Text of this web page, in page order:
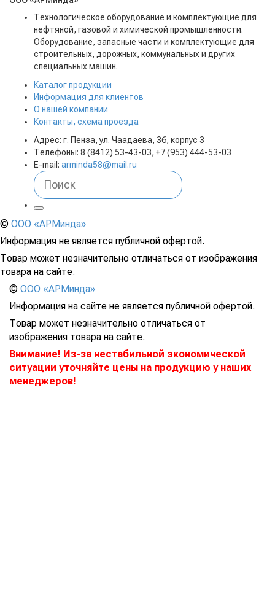
Технологическое оборудование и комплектующие для
нефтяной, газовой и химической промышленности.
Оборудование, запасные части и комплектующие для
строительных, дорожных, коммунальных и других
специальных машин.
Каталог продукции
Информация для клиентов
О нашей компании
Контакты, схема проезда
Адрес: г. Пенза, ул. Чаадаева, 36, корпус 3
Телефоны: 8 (8412) 53-43-03, +7 (953) 444-53-03
E-mail: arminda58@mail.ru
© ООО «АРМинда»
Информация не является публичной офертой.
Товар может незначительно отличаться от изображения
товара на сайте.
© ООО «АРМинда»
Информация на сайте не является публичной офертой.
Товар может незначительно отличаться от
изображения товара на сайте.
Внимание! Из-за нестабильной экономической
ситуации уточняйте цены на продукцию у наших
менеджеров!